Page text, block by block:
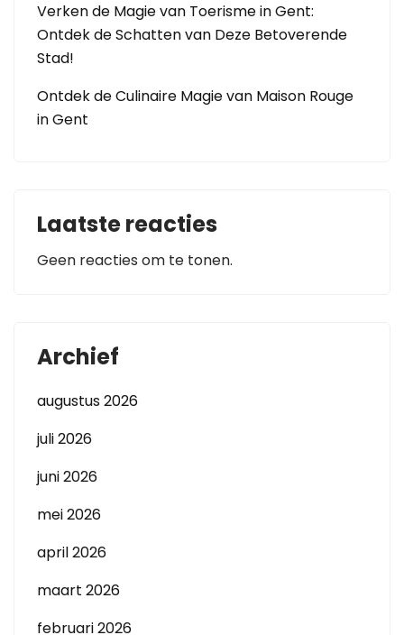
Verken de Magie van Toerisme in Gent:
Ontdek de Schatten van Deze Betoverende
Stad!
Ontdek de Culinaire Magie van Maison Rouge
in Gent
Laatste reacties
Geen reacties om te tonen.
Archief
augustus 2026
juli 2026
juni 2026
mei 2026
april 2026
maart 2026
februari 2026